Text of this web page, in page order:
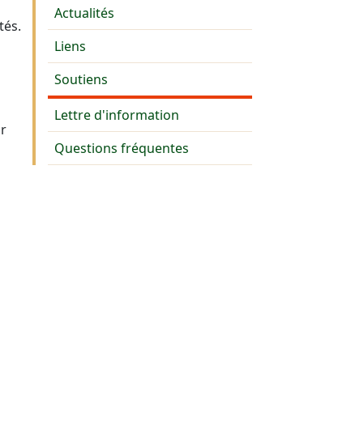
Actualités
Liens
Soutiens
Lettre d'information
Questions fréquentes